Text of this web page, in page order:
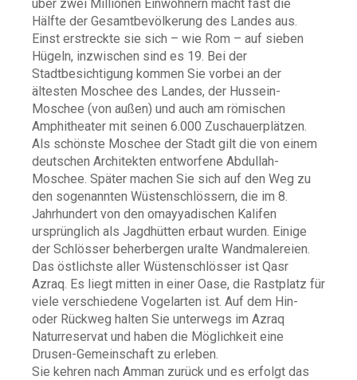
über zwei Millionen Einwohnern macht fast die
Hälfte der Gesamtbevölkerung des Landes aus.
Einst erstreckte sie sich – wie Rom – auf sieben
Hügeln, inzwischen sind es 19. Bei der
Stadtbesichtigung kommen Sie vorbei an der
ältesten Moschee des Landes, der Hussein-
Moschee (von außen) und auch am römischen
Amphitheater mit seinen 6.000 Zuschauerplätzen.
Als schönste Moschee der Stadt gilt die von einem
deutschen Architekten entworfene Abdullah-
Moschee. Später machen Sie sich auf den Weg zu
den sogenannten Wüstenschlössern, die im 8.
Jahrhundert von den omayyadischen Kalifen
ursprünglich als Jagdhütten erbaut wurden. Einige
der Schlösser beherbergen uralte Wandmalereien.
Das östlichste aller Wüstenschlösser ist Qasr
Azraq. Es liegt mitten in einer Oase, die Rastplatz für
viele verschiedene Vogelarten ist. Auf dem Hin-
oder Rückweg halten Sie unterwegs im Azraq
Naturreservat und haben die Möglichkeit eine
Drusen-Gemeinschaft zu erleben.
Sie kehren nach Amman zurück und es erfolgt das